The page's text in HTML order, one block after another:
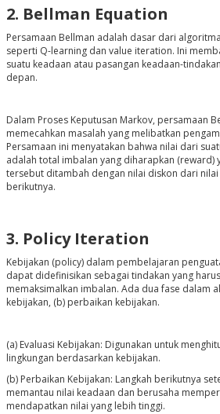
2. Bellman Equation
Persamaan Bellman adalah dasar dari
seperti Q-learning dan value iteration. Ini
suatu keadaan atau pasangan keadaan-
depan.
Dalam Proses Keputusan Markov, persamaan
memecahkan masalah yang melibatkan
Persamaan ini menyatakan bahwa nilai dari
adalah total imbalan yang diharapkan (reward)
tersebut ditambah dengan nilai diskon dari
berikutnya.
3. Policy Iteration
Kebijakan (policy) dalam pembelajaran
dapat didefinisikan sebagai tindakan yang
memaksimalkan imbalan. Ada dua fase dalam
kebijakan, (b) perbaikan kebijakan.
(a) Evaluasi Kebijakan: Digunakan untuk
lingkungan berdasarkan kebijakan.
(b) Perbaikan Kebijakan: Langkah berikutnya
memantau nilai keadaan dan berusaha
mendapatkan nilai yang lebih tinggi.